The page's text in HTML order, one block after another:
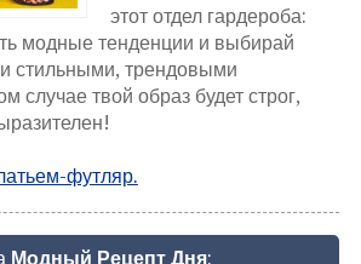
этот отдел гардероба:
модные тенденции и выбирай
стильными, трендовыми
случае твой образ будет строг,
футляр.
Модный Рецепт Дня: